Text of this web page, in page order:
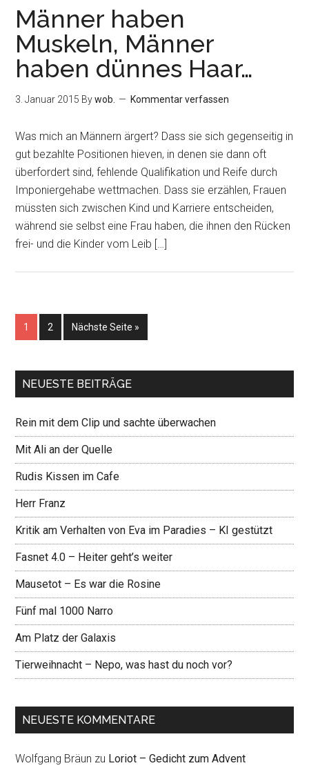
Männer haben
Muskeln, Männer
haben dünnes Haar…
3. Januar 2015 Bywob. Kommentar verfassen
Was mich an Männern ärgert? Dass sie sich gegenseitig in
gut bezahlte Positionen hieven, in denen sie dann oft
überfordert sind, fehlende Qualifikation und Reife durch
Imponiergehabe wettmachen. Dass sie erzählen, Frauen
müssten sich zwischen Kind und Karriere entscheiden,
während sie selbst eine Frau haben, die ihnen den Rücken
frei- und die Kinder vom Leib […]
1 2 Nächste Seite »
NEUESTE BEITRÄGE
Rein mit dem Clip und sachte überwachen
Mit Ali an der Quelle
Rudis Kissen im Cafe
Herr Franz
Kritik am Verhalten von Eva im Paradies – KI gestützt
Fasnet 4.0 – Heiter geht’s weiter
Mausetot – Es war die Rosine
Fünf mal 1000 Narro
Am Platz der Galaxis
Tierweihnacht – Nepo, was hast du noch vor?
NEUESTE KOMMENTARE
Wolfgang Bräun zu Loriot – Gedicht zum Advent